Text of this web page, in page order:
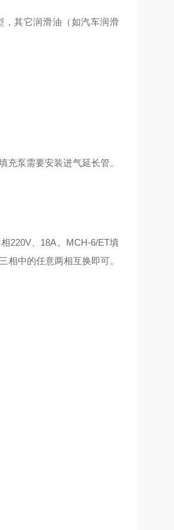
，其它润滑油（如汽车润滑
泵需要安装进气延长管。
220V、18A。MCH-6/ET填
相中的任意两相互换即可。